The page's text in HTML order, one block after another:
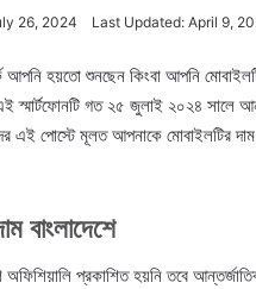
26, 2024 Last Updated: April 9,
আপনি হয়তো শুনছেন কিংবা আপনি
স্মার্টফোনটি গত ২৫ জুলাই ২০২৪ সালে
এই পোস্টে মূলত আপনাকে মোবাইলটির
প্রকাশিত হয়নি তবে